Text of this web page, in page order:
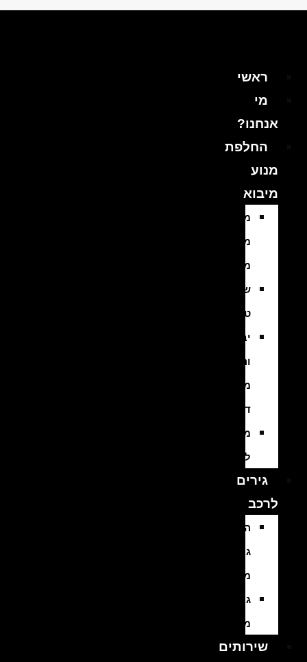
ראשי
מי
אנחנו?
החלפת
מנוע
מיבוא
מנועים
משומשים
מיבוא
שיפוץ
טורבו
יבוא
והתקנת
מנועי
דיזל
מנועים
למשאיות
גירים
לרכב
החלפת
גירים
מיבוא
גירים
מפירוק
שירותים